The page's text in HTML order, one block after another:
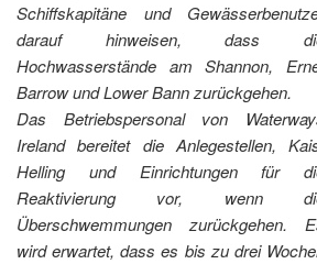
Schiffskapitäne und
darauf hinweisen, dass
Hochwasserstände am Shannon,
Barrow und Lower Bann zurückgehen.
Das Betriebspersonal von
Ireland bereitet die Anlegestellen,
Helling und Einrichtungen für
Reaktivierung vor, wenn
Überschwemmungen zurückgehen.
wird erwartet, dass es bis zu drei